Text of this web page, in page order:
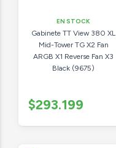
EN STOCK
Gabinete TT View 380 XL
Mid-Tower TG X2 Fan
ARGB X1 Reverse Fan X3
Black (9675)
$293.199